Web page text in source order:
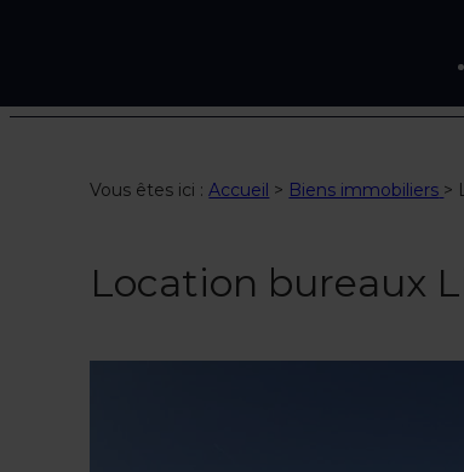
Vous êtes ici :Accueil > Biens immobiliers >
Location bureaux